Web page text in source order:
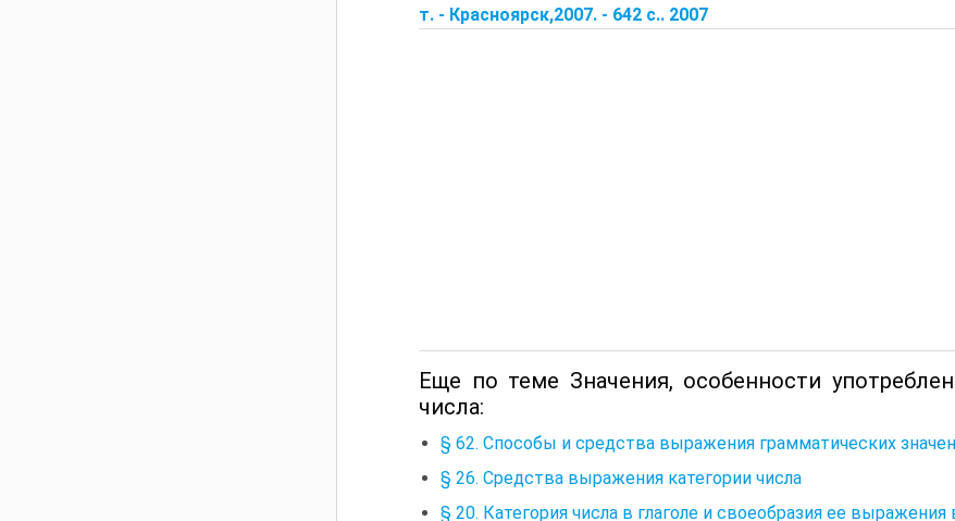
т. - Красноярск,2007. - 642 с.. 2007
Еще по теме Значения, особенности
числа:
§ 62. Способы и средства выражения грамматических
§ 26. Средства выражения категории числа
§ 20. Категория числа в глаголе и своеобразия ее